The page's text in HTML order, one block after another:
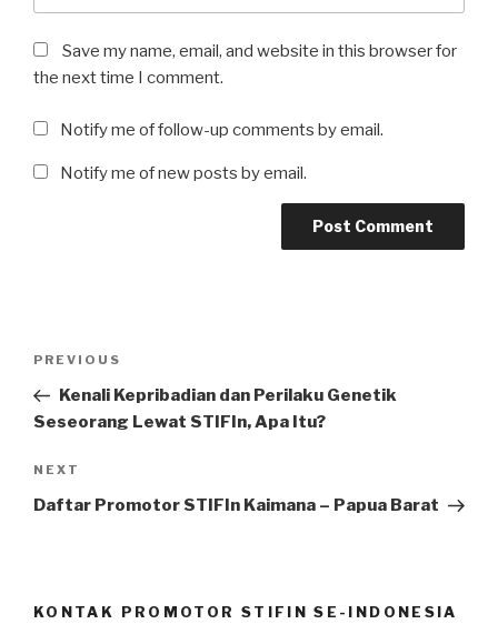
Save my name, email, and website in this browser for
the next time I comment.
Notify me of follow-up comments by email.
Notify me of new posts by email.
Previous
Post
PREVIOUS
Kenali Kepribadian dan Perilaku Genetik
Seseorang Lewat STIFIn, Apa Itu?
Next
Post
NEXT
Daftar Promotor STIFIn Kaimana – Papua Barat
KONTAK PROMOTOR STIFIN SE-INDONESIA